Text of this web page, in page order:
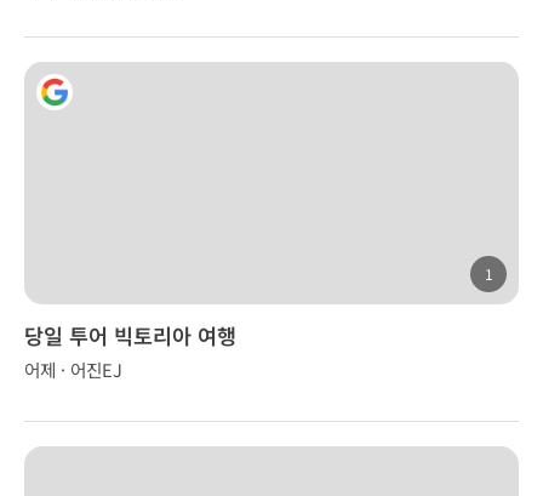
1
당일 투어 빅토리아 여행
어제 · 어진EJ